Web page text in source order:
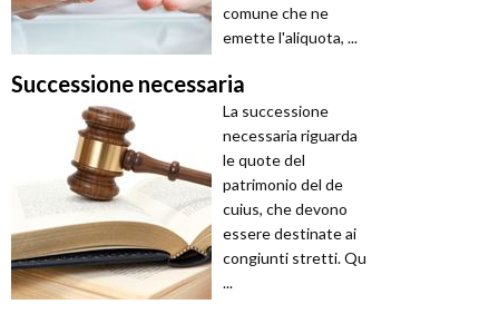
comune che ne
emette l'aliquota, ...
Successione necessaria
La successione
necessaria riguarda
le quote del
patrimonio del de
cuius, che devono
essere destinate ai
congiunti stretti. Qu
...